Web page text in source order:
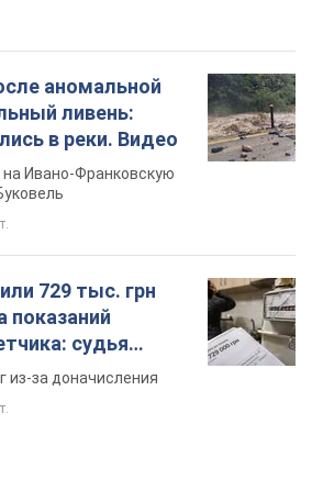
аномальной
ливень:
в реки. Видео
Ивано-Франковскую
729 тыс. грн
показаний
судья
решение
из-за доначисления